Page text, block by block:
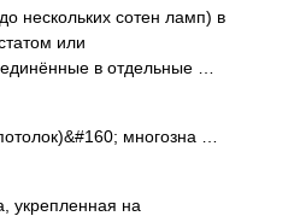
нескольких сотен ламп) в
или
в отдельные …
многозна …
укрепленная на